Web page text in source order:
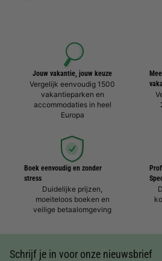
Jouw vakantie, jouw keuze
Vergelijk eenvoudig 1500
vakantieparken en
accommodaties in heel
Europa
Boek eenvoudig en zonder
stress
Duidelijke prijzen,
moeiteloos boeken en
veilige betaalomgeving
Schrijf je in voor onze nieuwsbrief